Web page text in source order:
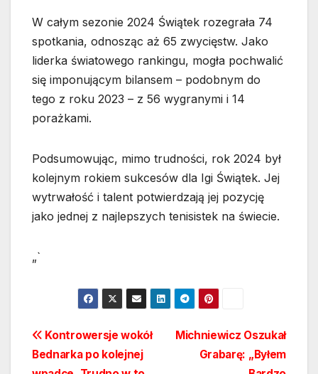
W całym sezonie 2024 Świątek rozegrała 74
spotkania, odnosząc aż 65 zwycięstw. Jako
liderka światowego rankingu, mogła pochwalić
się imponującym bilansem – podobnym do
tego z roku 2023 – z 56 wygranymi i 14
porażkami.
Podsumowując, mimo trudności, rok 2024 był
kolejnym rokiem sukcesów dla Igi Świątek. Jej
wytrwałość i talent potwierdzają jej pozycję
jako jednej z najlepszych tenisistek na świecie.
„`
Nawigacja
wpisu
Michniewicz Oszukał
Grabarę: „Byłem
Kontrowersje wokół
Bednarka po kolejnej